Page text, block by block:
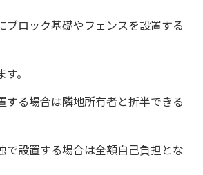
ブロック基礎やフェンスを設置する
す。
する場合は隣地所有者と折半できる
で設置する場合は全額自己負担とな